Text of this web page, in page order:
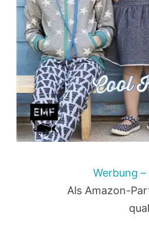
Werbung
Als Amazon-